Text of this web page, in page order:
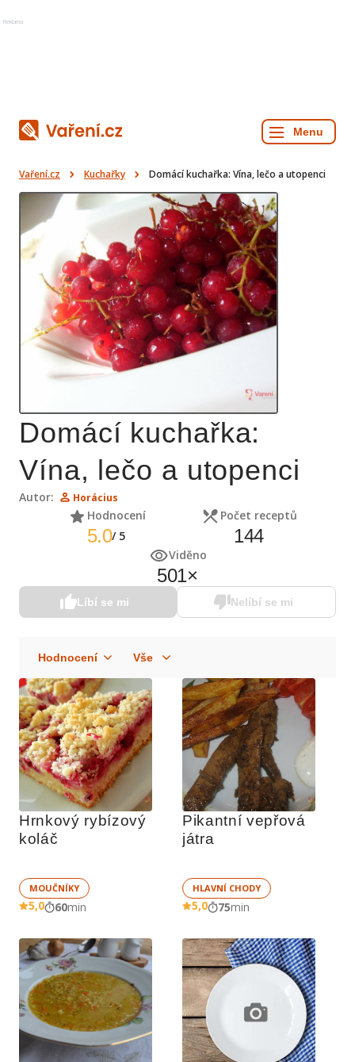
Reklama
Vaření.cz Kuchařky Domácí kuchařka: Vína, lečo a utopenci
Domácí kuchařka:
Vína, lečo a utopenci
Autor: Horácius
Hodnocení
5.0/ 5
Počet receptů
144
Viděno
501×
Líbí se mi Nelíbí se mi
Hrnkový rybízový
koláč
MOUČNÍKY
5,0 60min
Pikantní vepřová
játra
HLAVNÍ CHODY
5,0 75min